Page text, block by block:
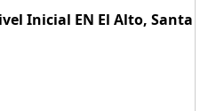
Inicial EN El Alto, Santa